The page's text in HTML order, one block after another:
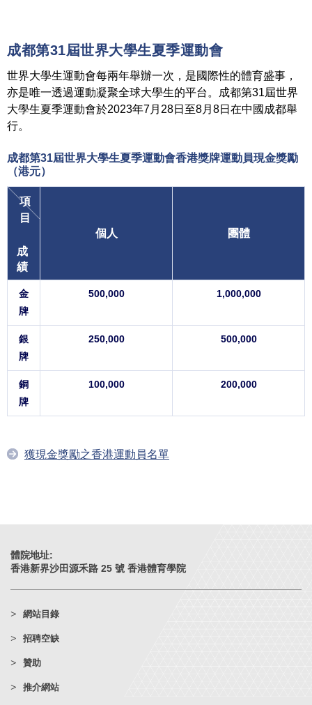
成都第31屆世界大學生夏季運動會
世界大學生運動會每兩年舉辦一次，是國際性的體育盛事，
亦是唯一透過運動凝聚全球大學生的平台。成都第31屆世界
大學生夏季運動會於2023年7月28日至8月8日在中國成都舉
行。
成都第31屆世界大學生夏季運動會香港獎牌運動員現金獎勵
（港元）
項
目
成
績
個人 團體
金
牌
500,000 1,000,000
銀
牌
250,000 500,000
銅
牌
100,000 200,000
獲現金獎勵之香港運動員名單
體院地址:
香港新界沙田源禾路 25 號 香港體育學院
網站目錄
招聘空缺
贊助
推介網站